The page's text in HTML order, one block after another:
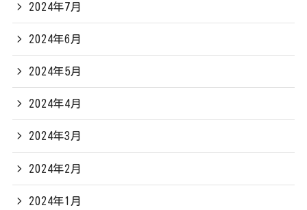
2024年7月
2024年6月
2024年5月
2024年4月
2024年3月
2024年2月
2024年1月